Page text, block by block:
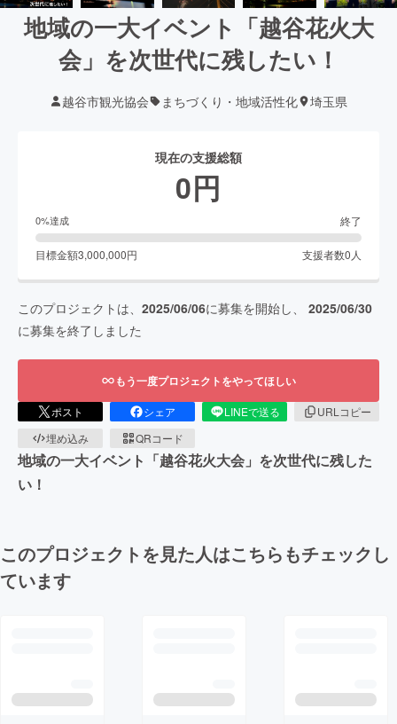
地域の一大イベント「越谷花火大
会」を次世代に残したい！
越谷市観光協会 まちづくり・地域活性化 埼玉県
現在の支援総額
0円
0%達成 終了
目標金額3,000,000円 支援者数0 人
このプロジェクトは、 2025/06/06に募集を開始し、 2025/06/30
に募集を終了しました
もう一度プロジェクトをやってほしい
ポスト シェア LINEで送る
URLコピー
埋め込み
QRコード
地域の一大イベント「越谷花火大会」を次世代に残した
い！
このプロジェクトを見た人はこちらもチェックし
ています